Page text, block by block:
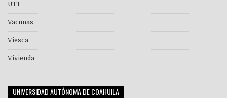
UTT
Vacunas
Viesca
Vivienda
UNIVERSIDAD AUTÓNOMA DE COAHUILA